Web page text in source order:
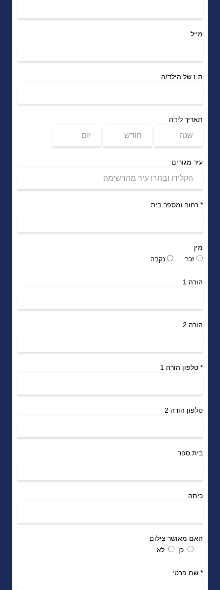
מייל
ת.ז של הילד/ה
תאריך לידה
עיר מגורים
* רחוב ומספר בית
מין
זכר
נקבה
הורה 1
הורה 2
* טלפון הורה 1
טלפון הורה 2
בית ספר
כיתה
האם מאושר צילום
כן
לא
* שם פרטי